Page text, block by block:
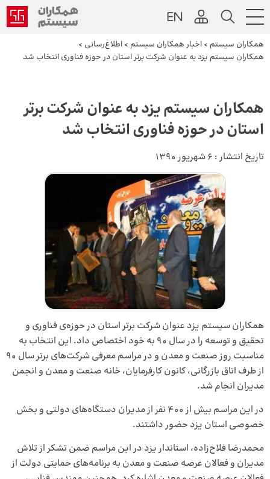
همکاران سیستم > اخبار همکاران سیستم > اطلاع‌رسانی >
همکاران سیستم یزد به عنوان شرکت برتر استان در حوزه‌ فناوری انتخاب شد
همکاران سیستم یزد به عنوان شرکت برتر
استان در حوزه‌ فناوری انتخاب شد
تاریخ انتشار : 6 شهریور 1390
همکاران سیستم یزد عنوان شرکت برتر استان در حوزه‌ی فناوری و
تحقیق و توسعه را در سال 90 به خود اختصاص داد. این انتخاب به
مناسبت روز صنعت و معدن و در مراسم معرفی شرکت‌های برتر سال 90
از طرف اتاق بازرگانی، کانون کارفرمایان، خانه صنعت و معدن و انجمن
مدیران انجام شد.
در این مراسم بیش از 400 نفر از مدیران دستگاه‌های دولتی و بخش
خصوصی استان یزد حضور داشتند.
محمدرضا فلاح‌زاده، استاندار یزد در این مراسم ضمن تشکر از تلاش
مدیران و فعالان عرصه صنعت و معدن به برنامه‌های حمایتی دولت از